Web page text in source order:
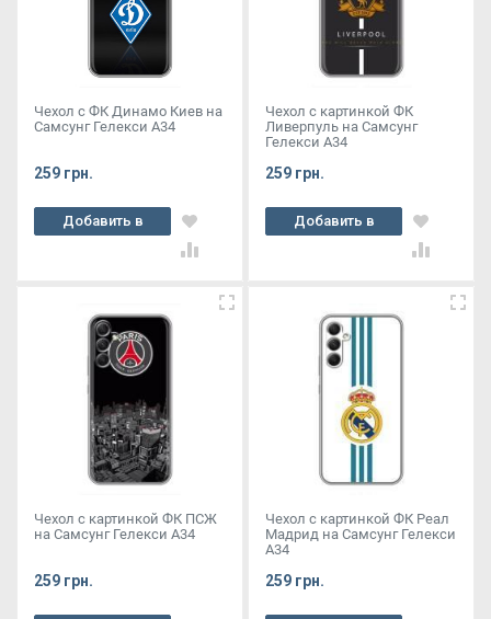
Чехол с ФК Динамо Киев на
Самсунг Гелекси А34
259 грн.
Добавить в
корзину
Чехол с картинкой ФК
Ливерпуль на Самсунг
Гелекси А34
259 грн.
Добавить в
корзину
Чехол с картинкой ФК ПСЖ
на Самсунг Гелекси А34
259 грн.
Чехол с картинкой ФК Реал
Мадрид на Самсунг Гелекси
А34
259 грн.